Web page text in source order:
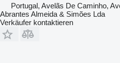
Portugal, Avelãs De Caminho,
Abrantes Almeida & Simões Lda
Verkäufer kontaktieren